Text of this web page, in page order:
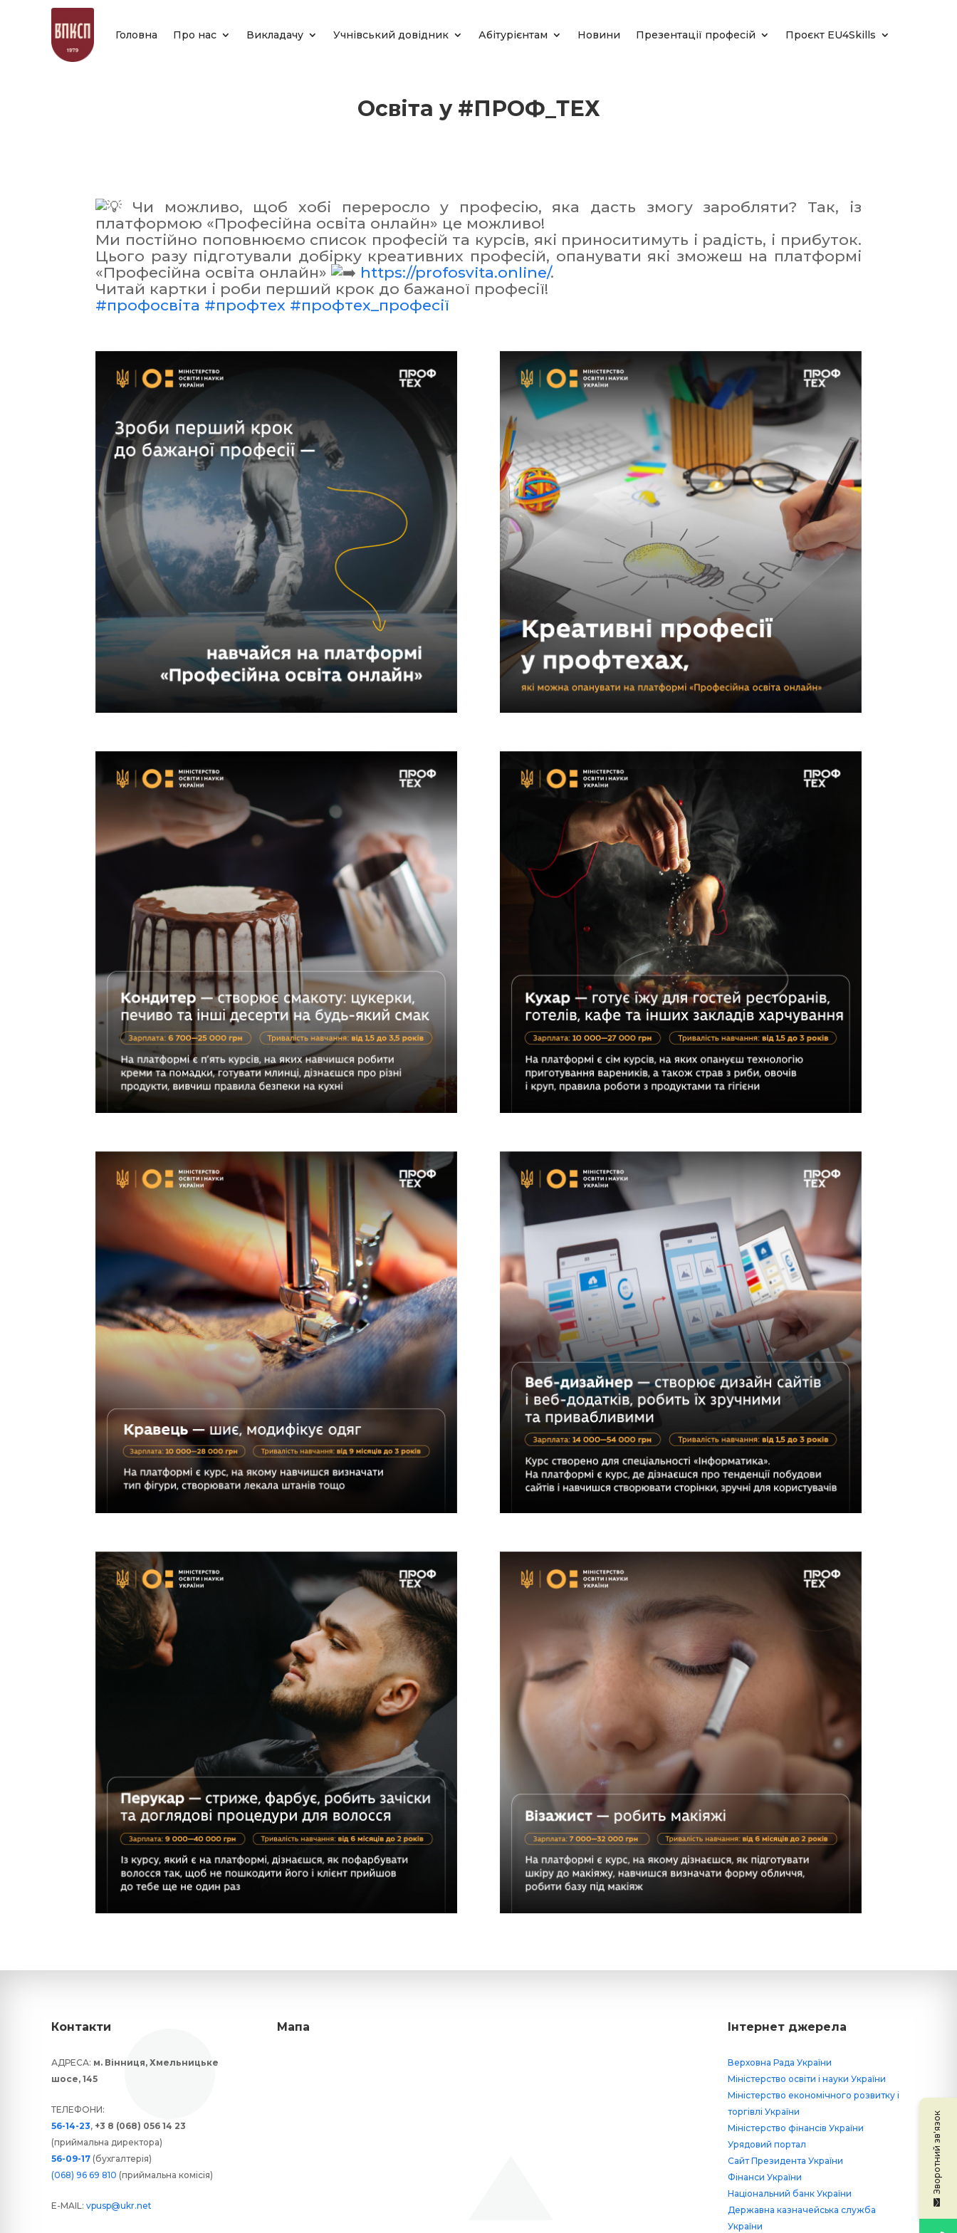
Головна Про нас Викладачу Учнівський довідник Абітурієнтам Новини Презентації професій Проєкт EU4Skills
Освіта у #ПРОФ_ТЕХ
Чи можливо, щоб хобі переросло у професію, яка дасть змогу заробляти? Так, із
платформою «Професійна освіта онлайн» це можливо!
Ми постійно поповнюємо список професій та курсів, які приноситимуть і радість, і прибуток.
Цього разу підготували добірку креативних професій, опанувати які зможеш на платформі
«Професійна освіта онлайн»
https://profosvita.online/.
Читай картки і роби перший крок до бажаної професії!
#профосвіта #профтех #профтех_професії
Контакти
АДРЕСА: м. Вінниця, Хмельницьке
шосе, 145
ТЕЛЕФОНИ:
56-14-23, +3 8 (068) 056 14 23
(приймальна директора)
56-09-17 (бухгалтерія)
(068) 96 69 810 (приймальна комісія)
E-MAIL: vpusp@ukr.net
Мапа Інтернет джерела
Верховна Рада України
Міністерство освіти і науки України
Міністерство економічного розвитку і
торгівлі України
Міністерство фінансів України
Урядовий портал
Сайт Президента України
Фінанси України
Національний банк України
Державна казначейська служба
України
Зворотний зв'язок